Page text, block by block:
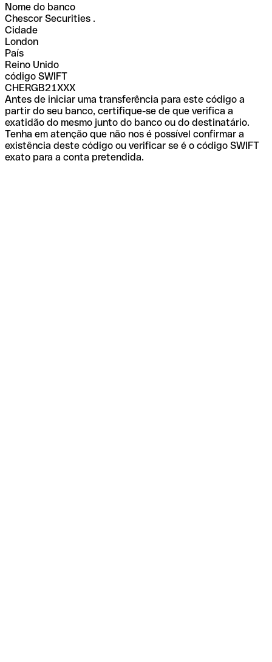
Nome do banco
Chescor Securities .
Cidade
London
País
Reino Unido
código SWIFT
CHERGB21XXX
Antes de iniciar uma transferência para este código a
partir do seu banco, certifique-se de que verifica a
exatidão do mesmo junto do banco ou do destinatário.
Tenha em atenção que não nos é possível confirmar a
existência deste código ou verificar se é o código SWIFT
exato para a conta pretendida.